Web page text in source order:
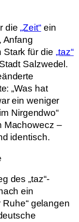
die„Zeit“ein
Anfang
Stark für die „taz“
Salzwedel.
„Was hat
ein weniger
Nirgendwo“
Machowecz –
identisch.
des „taz“-
ein
gelangen